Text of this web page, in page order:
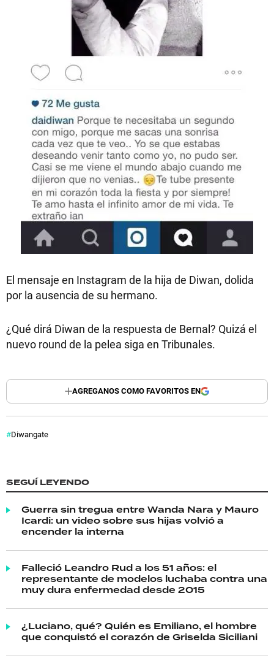
El mensaje en Instagram de la hija de Diwan, dolida
por la ausencia de su hermano.
¿Qué dirá Diwan de la respuesta de Bernal? Quizá el
nuevo round de la pelea siga en Tribunales.
AGREGANOS COMO FAVORITOS EN
Diwangate
SEGUÍ LEYENDO
Guerra sin tregua entre Wanda Nara y Mauro
Icardi: un video sobre sus hijas volvió a
encender la interna
Falleció Leandro Rud a los 51 años: el
representante de modelos luchaba contra una
muy dura enfermedad desde 2015
¿Luciano, qué? Quién es Emiliano, el hombre
que conquistó el corazón de Griselda Siciliani